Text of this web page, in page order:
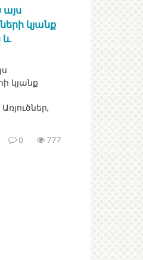
այս
կյանք
և
կյանք
Առյուծներ,
0 777